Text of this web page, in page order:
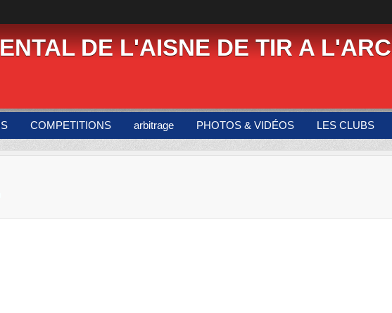
DE L'AISNE DE TIR A L'ARC
COMPETITIONS arbitrage PHOTOS & VIDÉOS LES CLUBS